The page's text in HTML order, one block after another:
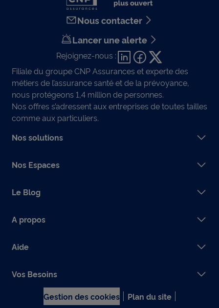
Nous contacter
Lancer une alerte
Rejoignez-nous :
Filiale du groupe CNP Assurances et experte des
métiers de l’assurance santé et de la prévoyance,
nous protégeons 1,4 million de personnes.
Nos offres s’adressent aux entreprises de toutes tailles
comme aux particuliers.
Nos solutions
Nos Espaces
Le Blog
A propos
Aide
Vos Besoins
Gestion des cookies
Plan du site